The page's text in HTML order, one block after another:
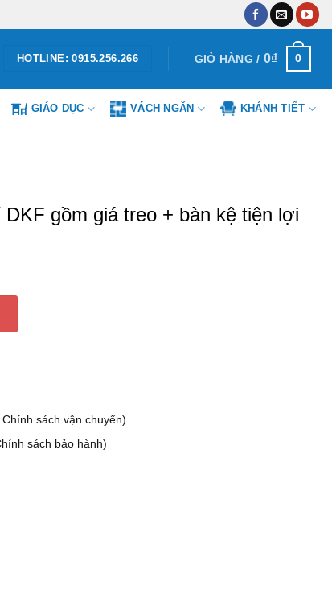
HOTLINE: 0915.256.266 GIỎ HÀNG / 0₫ 0
GIÁO DỤC VÁCH NGĂN KHÁNH TIẾT
gồm giá treo + bàn kệ tiện lợi
sách vận chuyển)
sách bảo hành)